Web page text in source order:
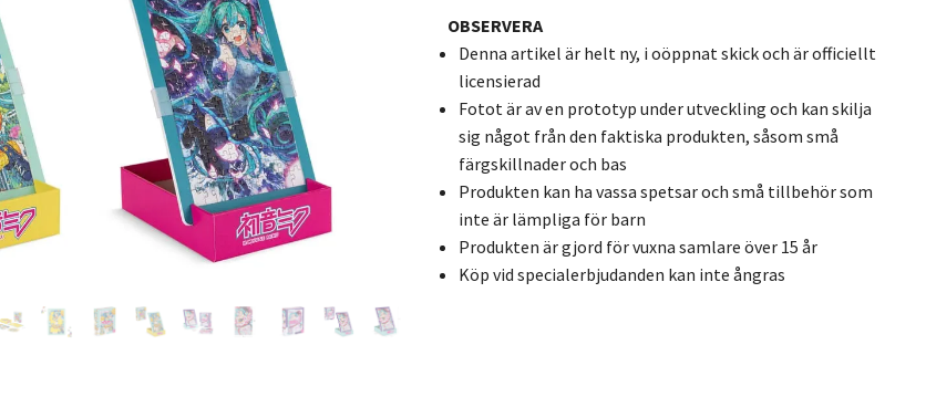
OBSERVERA
Denna artikel är helt ny, i oöppnat skick och är officiellt
licensierad
Fotot är av en prototyp under utveckling och kan skilja
sig något från den faktiska produkten, såsom små
färgskillnader och bas
Produkten kan ha vassa spetsar och små tillbehör som
inte är lämpliga för barn
Produkten är gjord för vuxna samlare över 15 år
Köp vid specialerbjudanden kan inte ångras